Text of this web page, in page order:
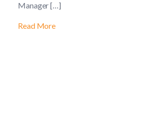
Manager […]
Read More